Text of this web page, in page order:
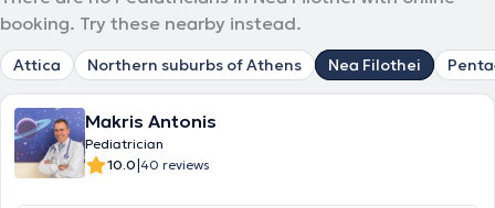
booking. Try these nearby instead.
Attica Northern suburbs of Athens Nea Filothei
Makris Antonis
Pediatrician
10.0|40 reviews